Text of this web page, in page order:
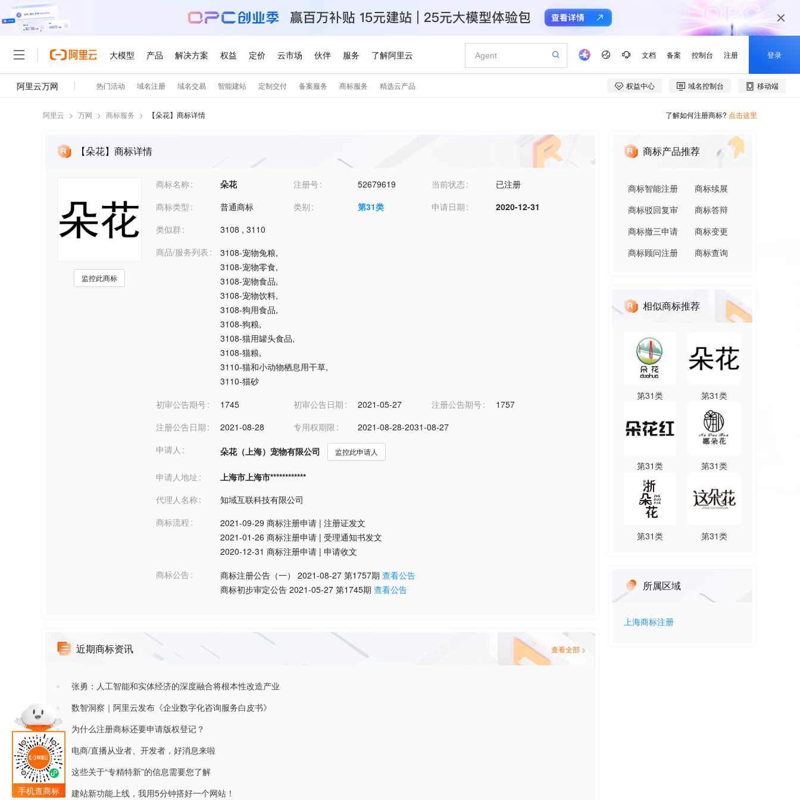
阿里云 > 万网 > 商标服务 > 【朵花】商标详情 了解如何注册商标? 点击这里
【朵花】商标详情
监控此商标
商标名称 朵花 注册号 52679619 当前状态
已注册
商标类型
普通商标 类别 第31类 申请日期
2020-12-31
类似群
3108 , 3110
商品/服务列表
3108-宠物兔粮,
3108-宠物零食,
3108-宠物食品,
3108-宠物饮料,
3108-狗用食品,
3108-狗粮,
3108-猫用罐头食品,
3108-猫粮,
3110-猫和小动物栖息用干草,
3110-猫砂
初审公告期号
1745 初审公告日期 2021-05-27 注册公告期号
1757
注册公告日期
2021-08-28 专用权期限
2021-08-28-2031-08-27
申请人
朵花（上海）宠物有限公司 监控此申请人
申请人地址
上海市上海市************
代理人名称
知域互联科技有限公司
商标流程
2021-09-29 商标注册申请 | 注册证发文
2021-01-26 商标注册申请 | 受理通知书发文
2020-12-31 商标注册申请 | 申请收文
商标公告
商标注册公告（一） 2021-08-27 第1757期 查看公告
商标初步审定公告 2021-05-27 第1745期 查看公告
近期商标资讯 查看全部 >
张勇：人工智能和实体经济的深度融合将根本性改造产业
数智洞察｜阿里云发布《企业数字化咨询服务白皮书》
为什么注册商标还要申请版权登记？
电商/直播从业者、开发者，好消息来啦
这些关于“专精特新”的信息需要您了解
建站新功能上线，我用5分钟搭好一个网站！
商标产品推荐
商标智能注册
商标续展
商标驳回复审
商标答辩
商标撤三申请
商标变更
商标顾问注册
商标查询
相似商标推荐
第31类 第31类
第31类 第31类
第31类 第31类
所属区域
上海商标注册
手机查商标